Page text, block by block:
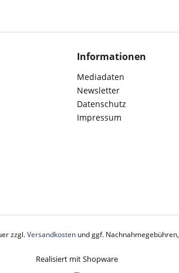
Informationen
Mediadaten
Newsletter
Datenschutz
Impressum
zzgl.Versandkostenund ggf.
Realisiert mit Shopware